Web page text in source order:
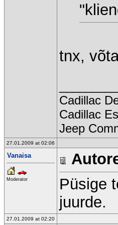
tnx,
Cadillac
Cadillac
Jeep
27.01.2009 at 02:06
Vanaisa
Moderator
Püsige
juurde.
27.01.2009 at 02:20